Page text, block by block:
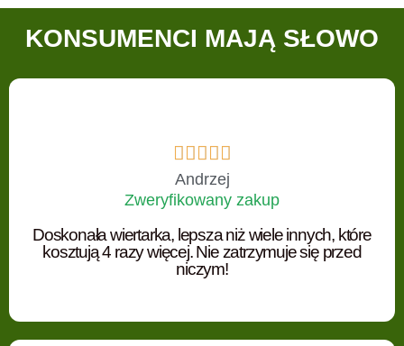
KONSUMENCI MAJĄ SŁOWO

Andrzej
Zweryfikowany zakup
Doskonała wiertarka, lepsza niż wiele innych, które
kosztują 4 razy więcej. Nie zatrzymuje się przed
niczym!